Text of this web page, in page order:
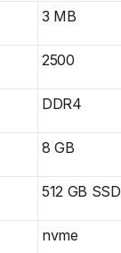
3 MB
2500
DDR4
8 GB
512 GB SSD
nvme